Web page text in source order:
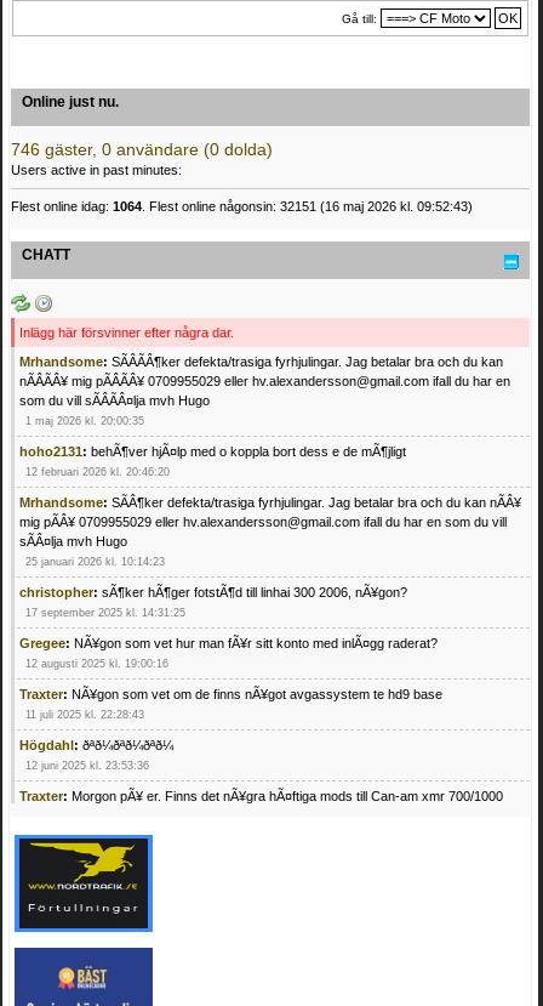
Gå till:
Online just nu.
746 gäster, 0 användare (0 dolda)
Users active in past minutes:
Flest online idag: 1064 . Flest online någonsin: 32151 (16 maj 2026 kl. 09:52:43)
CHATT
Inlägg här försvinner efter några dar.
Mrhandsome: SÃÂÃÂ¶ker defekta/trasiga fyrhjulingar. Jag betalar bra och du kan
nÃÂÃÂ¥ mig pÃÂÃÂ¥ 0709955029 eller hv.alexandersson@gmail.com ifall du har en
som du vill sÃÂÃÂ¤lja mvh Hugo
1 maj 2026 kl. 20:00:35
hoho2131: behÃ¶ver hjÃ¤lp med o koppla bort dess e de mÃ¶jligt
12 februari 2026 kl. 20:46:20
Mrhandsome: SÃÂ¶ker defekta/trasiga fyrhjulingar. Jag betalar bra och du kan nÃÂ¥
mig pÃÂ¥ 0709955029 eller hv.alexandersson@gmail.com ifall du har en som du vill
sÃÂ¤lja mvh Hugo
25 januari 2026 kl. 10:14:23
christopher: sÃ¶ker hÃ¶ger fotstÃ¶d till linhai 300 2006, nÃ¥gon?
17 september 2025 kl. 14:31:25
Gregee: NÃ¥gon som vet hur man fÃ¥r sitt konto med inlÃ¤gg raderat?
12 augusti 2025 kl. 19:00:16
Traxter: NÃ¥gon som vet om de finns nÃ¥got avgassystem te hd9 base
11 juli 2025 kl. 22:28:43
Högdahl: ðªð¼ðªð¼ðªð¼
12 juni 2025 kl. 23:53:36
Traxter: Morgon pÃ¥ er. Finns det nÃ¥gra hÃ¤ftiga mods till Can-am xmr 700/1000
Mrhandsome:SÃ¶ker defekta/trasiga fyrhjulingar. Jag betalar bra och du kan nÃ¥ mig
pÃ¥ 0709955029 eller hv.alexandersson@gmail.com ifall du har en som du vill sÃ¤lja
mvh Hugo
21 februari 2025 kl. 09:25:52
Oscar5:NÃ¥gon som vet vad man kan begÃ¤ra fÃ¶r en Honda TRX 350 FE 2005
4 februari 2025 kl. 19:20:50